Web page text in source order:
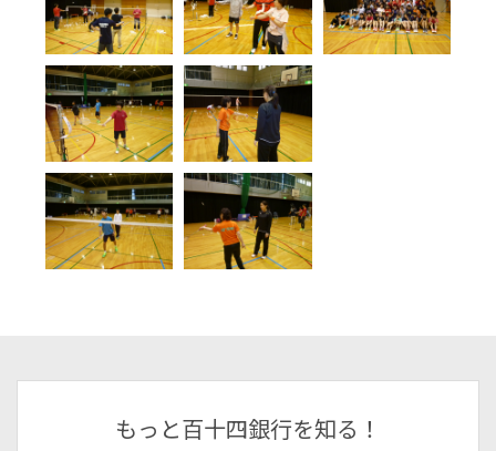
もっと百十四銀行を知る！